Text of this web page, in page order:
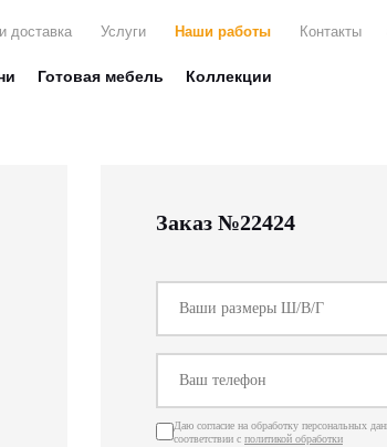
доставка Услуги Наши работы Контакты
Готовая мебель Коллекции
Заказ №22424
Даю согласие на обработку персональных
соответствии с политикой обработки